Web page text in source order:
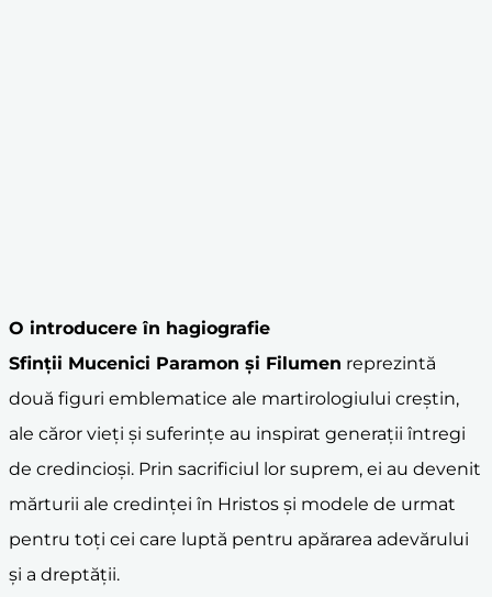
O introducere în hagiografie
Sfinții Mucenici Paramon și Filumen reprezintă
două figuri emblematice ale martirologiului creștin,
ale căror vieți și suferințe au inspirat generații întregi
de credincioși. Prin sacrificiul lor suprem, ei au devenit
mărturii ale credinței în Hristos și modele de urmat
pentru toți cei care luptă pentru apărarea adevărului
și a dreptății.